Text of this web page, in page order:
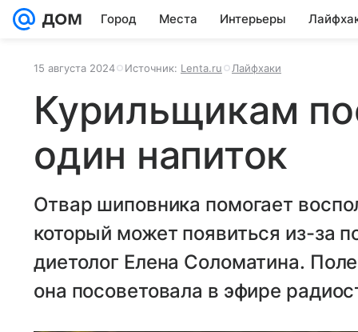
Город Места Интерьеры
15 августа 2024 Источник: Lenta.ru Лайфхаки
Курильщикам
один напиток
Отвар шиповника помогает
который может появиться из-за
диетолог Елена Соломатина.
она посоветовала в эфире